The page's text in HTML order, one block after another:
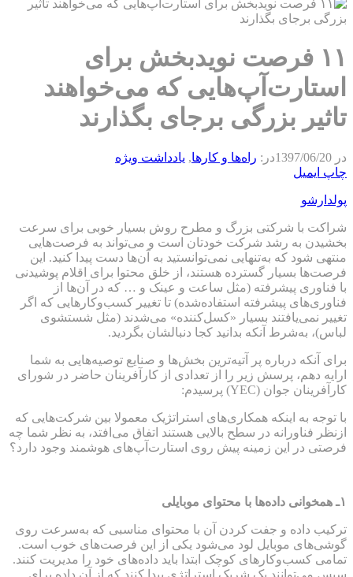
۱۱ فرصت نویدبخش برای
استارت‌آپ‌هایی که می‌خواهند
تاثیر بزرگی برجای بگذارند
در 1397/06/20در: راه‌ها و كارها, يادداشت ويژه
چاپ ایمیل
پولدارشو
شراکت با شرکتی بزرگ و مطرح روش بسیار خوبی برای سرعت
بخشیدن به رشد شرکت خودتان است و می‌تواند به فرصت‌هایی
منتهی شود که به‌تنهایی نمی‌توانستید به آن‌ها دست پیدا کنید. این
فرصت‌ها بسیار گسترده هستند، از خلق محتوا برای اقلام پوشیدنی
با فناوری پیشرفته (مثل ساعت و عینک و … که در آن‌ها از
فناوری‌های پیشرفته استفاده‌شده) تا تغییر کسب‌وکارهایی که اگر
تغییر نمی‌یافتند بسیار «کسل‌کننده» می‌شدند (مثل شستشوی
لباس)، به‌شرط آنکه بدانید کجا دنبالشان بگردید.
برای آنکه درباره پر آتیه‌ترین بخش‌ها و صنایع توصیه‌هایی به شما
ارایه دهم، پرسش زیر را از تعدادی از کارآفرینان حاضر در شورای
کارآفرینان جوان (YEC) پرسیدم:
با توجه به اینکه همکاری‌های استراتژیک معمولا بین شرکت‌هایی که
ازنظر فناورانه در سطح بالایی هستند اتفاق می‌افتد، به نظر شما چه
فرصتی در این زمینه پیش روی استارت‌آپ‌های هوشمند وجود دارد؟
۱ـ همخوانی داده‌ها با محتوای موبایلی
ترکیب داده و جفت کردن آن با محتوای مناسبی که به‌سرعت روی
گوشی‌های موبایل لود می‌شود یکی از این فرصت‌های خوب است.
تمامی کسب‌وکارهای کوچک ابتدا باید داده‌های خود را مدیریت کنند.
سپس می‌توانند یک شریک استراتژی پیدا کنند که از آن داده برای